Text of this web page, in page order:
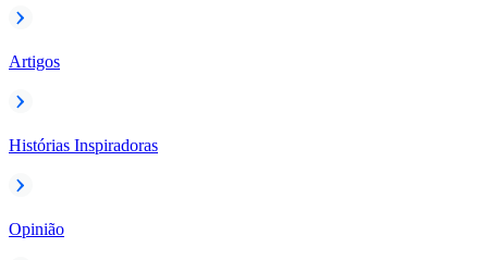
Artigos
Histórias Inspiradoras
Opinião